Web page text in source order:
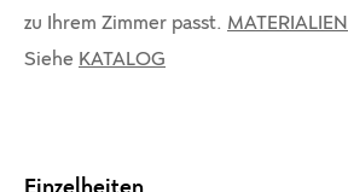
zu Ihrem Zimmer passt. MATERIALIEN
Siehe KATALOG